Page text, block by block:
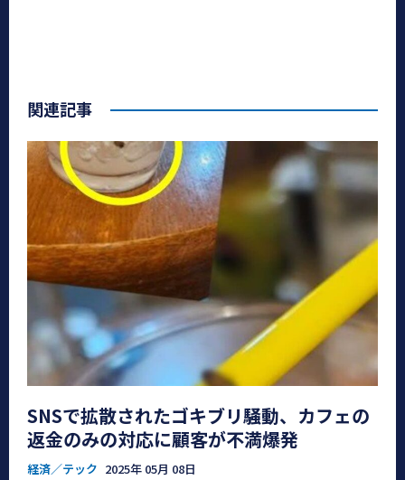
関連記事
SNSで拡散されたゴキブリ騒動、カフェの
返金のみの対応に顧客が不満爆発
経済／テック 2025年 05月 08日